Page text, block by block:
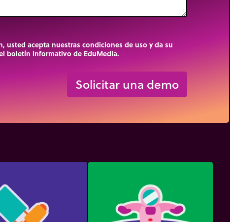
usted acepta nuestras condiciones de uso y da su
boletín informativo de EduMedia.
Solicitar una demo